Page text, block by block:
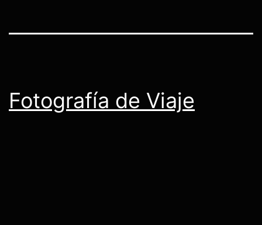
Fotografía de Viaje